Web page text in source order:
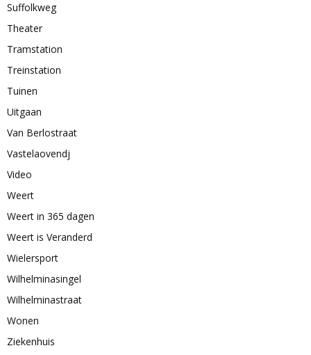
Suffolkweg
Theater
Tramstation
Treinstation
Tuinen
Uitgaan
Van Berlostraat
Vastelaovendj
Video
Weert
Weert in 365 dagen
Weert is Veranderd
Wielersport
Wilhelminasingel
Wilhelminastraat
Wonen
Ziekenhuis